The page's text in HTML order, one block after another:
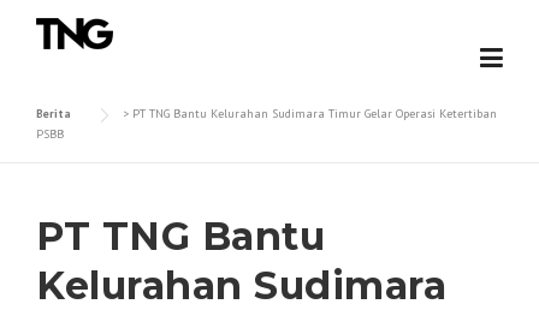
Berita > PT TNG Bantu Kelurahan Sudimara Timur Gelar Operasi Ketertiban
PSBB
PT TNG Bantu
Kelurahan Sudimara